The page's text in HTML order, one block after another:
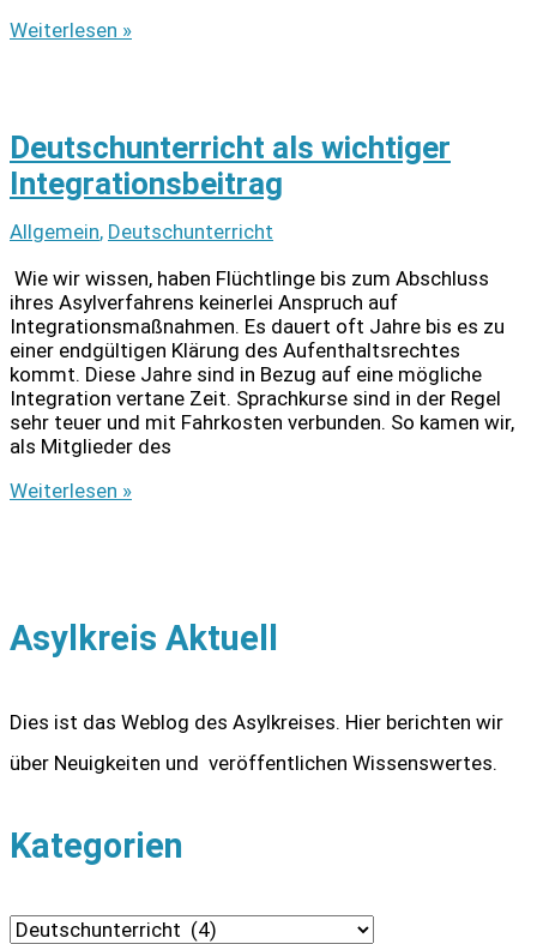
Bericht
am
Vogelsrather
Weg
Weiterlesen »
Deutschunterricht als wichtiger
Integrationsbeitrag
Allgemein, Deutschunterricht
Wie wir wissen, haben Flüchtlinge bis zum Abschluss
ihres Asylverfahrens keinerlei Anspruch auf
Integrationsmaßnahmen. Es dauert oft Jahre bis es zu
einer endgültigen Klärung des Aufenthaltsrechtes
kommt. Diese Jahre sind in Bezug auf eine mögliche
Integration vertane Zeit. Sprachkurse sind in der Regel
sehr teuer und mit Fahrkosten verbunden. So kamen wir,
als Mitglieder des
Deutschunterricht
Weiterlesen »
Asylkreis Aktuell
Dies ist das Weblog des Asylkreises. Hier berichten wir
über Neuigkeiten und veröffentlichen Wissenswertes.
Kategorien
K